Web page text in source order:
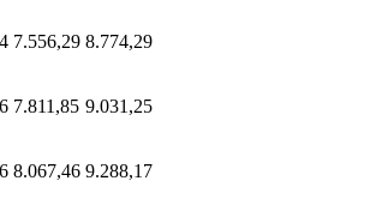
7.556,29 8.774,29
7.811,85 9.031,25
8.067,46 9.288,17